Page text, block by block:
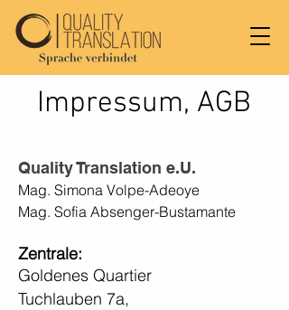
Impressum, AGB
Quality Translation e.U.
Mag. Simona Volpe-Adeoye
Mag. Sofia Absenger-Bustamante
Zentrale:
Goldenes Quartier
Tuchlauben 7a,